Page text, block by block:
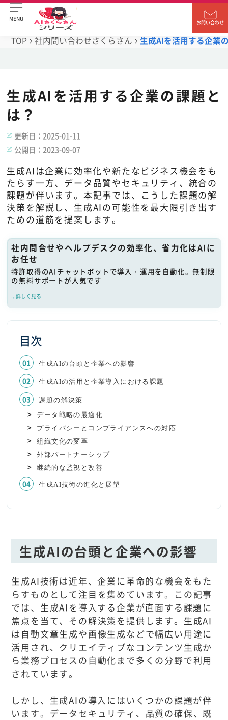
MENU
お問い合わせ
TOP 社内問い合わせさくらさん 生成AIを活用する企業
生成AIを活用する企業の課題と
は？
更新日：2025-01-11
公開日：2023-09-07
生成AIは企業に効率化や新たなビジネス機会をも
たらす一方、データ品質やセキュリティ、統合の
課題が伴います。本記事では、こうした課題の解
決策を解説し、生成AIの可能性を最大限引き出す
ための道筋を提案します。
社内問合せやヘルプデスクの効率化、省力化はAIに
お任せ
特許取得のAIチャットボットで導入・運用を自動化。無制限
の無料サポートが人気です
...詳しく見る
目次
生成AIの台頭と企業への影響
生成AIの活用と企業導入における課題
課題の解決策
データ戦略の最適化
プライバシーとコンプライアンスへの対応
組織文化の変革
外部パートナーシップ
継続的な監視と改善
生成AI技術の進化と展望
生成AIの台頭と企業への影響
生成AI技術は近年、企業に革命的な機会をもた
らすものとして注目を集めています。この記事
では、生成AIを導入する企業が直面する課題に
焦点を当て、その解決策を提供します。生成AI
は自動文章生成や画像生成などで幅広い用途に
活用され、クリエイティブなコンテンツ生成か
ら業務プロセスの自動化まで多くの分野で利用
されています。
しかし、生成AIの導入にはいくつかの課題が伴
います。データセキュリティ、品質の確保、既